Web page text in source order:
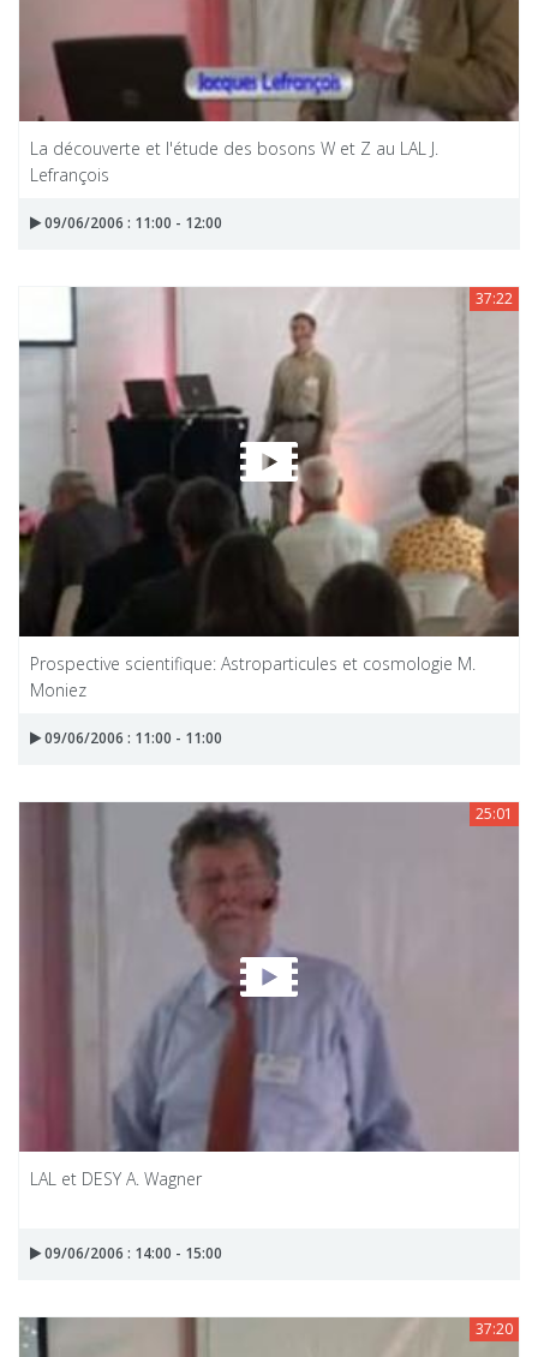
La découverte et l'étude des bosons W et Z au LAL J.
Lefrançois
09/06/2006 : 11:00 - 12:00
37:22
Prospective scientifique: Astroparticules et cosmologie M.
Moniez
09/06/2006 : 11:00 - 11:00
25:01
LAL et DESY A. Wagner
09/06/2006 : 14:00 - 15:00
37:20